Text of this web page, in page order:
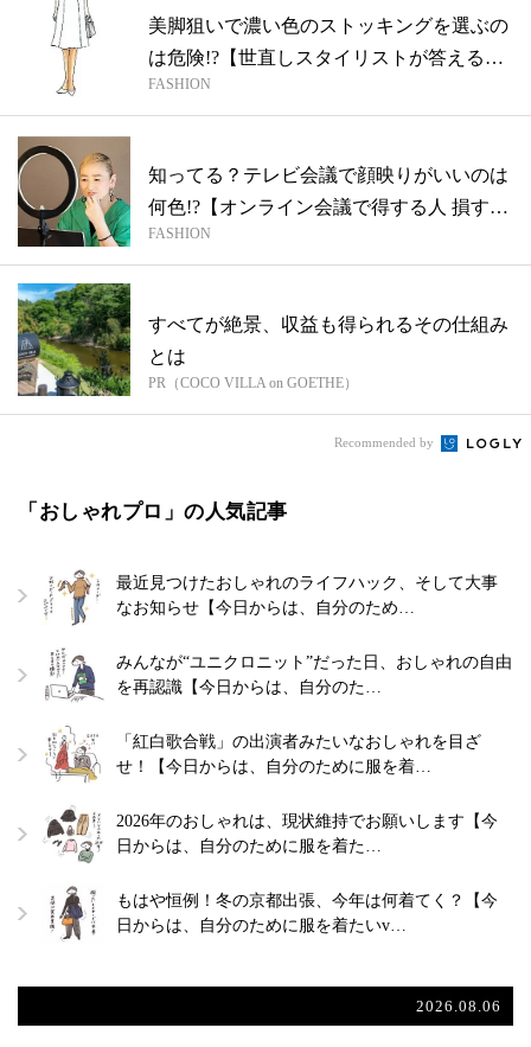
美脚狙いで濃い色のストッキングを選ぶの
は危険!?【世直しスタイリストが答える！
ス...
FASHION
知ってる？テレビ会議で顔映りがいいのは
何色!?【オンライン会議で得する人 損す
る...
FASHION
すべてが絶景、収益も得られるその仕組み
とは
PR（COCO VILLA on GOETHE）
Recommended by
「おしゃれプロ」の人気記事
最近見つけたおしゃれのライフハック、そして大事
なお知らせ【今日からは、自分のため…
みんなが“ユニクロニット”だった日、おしゃれの自由
を再認識【今日からは、自分のた…
「紅白歌合戦」の出演者みたいなおしゃれを目ざ
せ！【今日からは、自分のために服を着…
2026年のおしゃれは、現状維持でお願いします【今
日からは、自分のために服を着た…
もはや恒例！冬の京都出張、今年は何着てく？【今
日からは、自分のために服を着たいv…
2026.08.06